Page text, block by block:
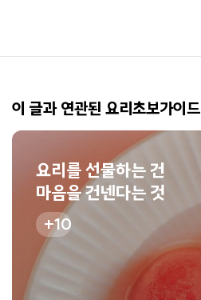
이 글과 연관된 요리초보가이드
요리를 선물하는 건
마음을 건넨다는 것
10